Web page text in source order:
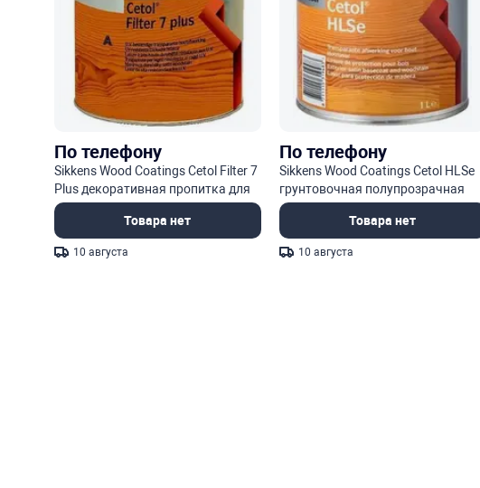
По телефону
Sikkens Wood Coatings Cetol Filter 7
Plus декоративная пропитка для
защиты древесины
Товара нет
10 августа
По телефону
Sikkens Wood Coatings Cetol HLSe
грунтовочная полупрозрачная
пропитка для защиты древесины
Товара нет
10 августа